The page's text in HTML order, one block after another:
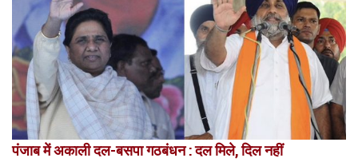
पंजाब में अकाली दल-बसपा गठबंधन : दल मिले, दिल नहीं